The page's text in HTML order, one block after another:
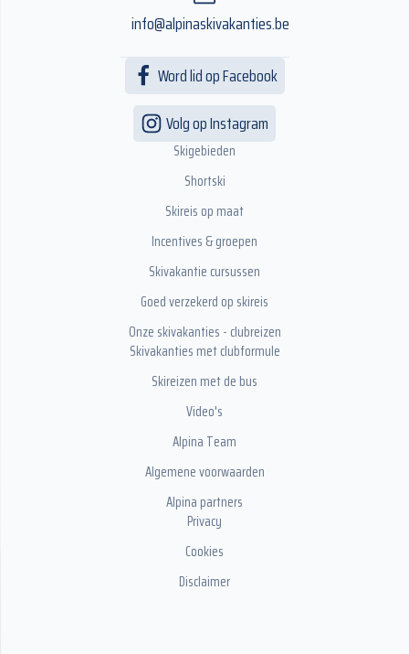
info@alpinaskivakanties.be
Word lid op Facebook
Volg op Instagram
Skigebieden
Shortski
Skireis op maat
Incentives & groepen
Skivakantie cursussen
Goed verzekerd op skireis
Onze skivakanties - clubreizen
Skivakanties met clubformule
Skireizen met de bus
Video's
Alpina Team
Algemene voorwaarden
Alpina partners
Privacy
Cookies
Disclaimer